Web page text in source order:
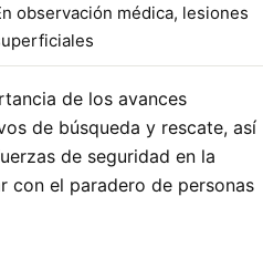
observación médica, lesiones
de los avances
de búsqueda y rescate, así
de seguridad en la
con el paradero de personas